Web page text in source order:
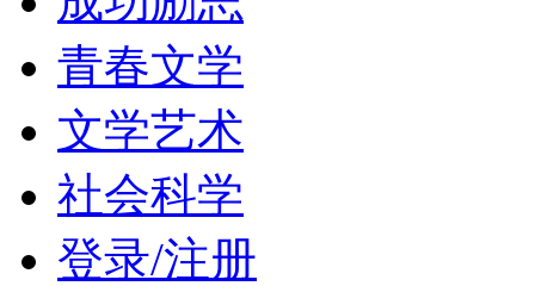
青春文学
文学艺术
社会科学
登录/注册